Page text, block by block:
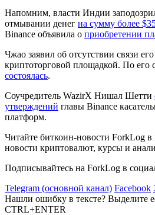
Напомним, власти Индии
отмывании денег на сумму более
Binance объявила о приобретении
Чжао заявил об отсутствии связи
криптоторговой площадкой. По его
состоялась.
Соучредитель WazirX Нишал Шетти
утверждений главы Binance
платформ.
Читайте биткоин-новости ForkLog
новости криптовалют, курсы и
Подписывайтесь на ForkLog в
Telegram (основной канал) Facebook
Нашли ошибку в тексте? Выделите
CTRL+ENTER